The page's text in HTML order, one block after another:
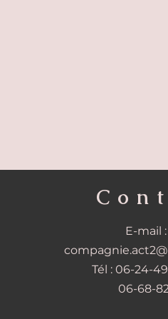
E-mail :
Tél : 06-24-
06-68-82-